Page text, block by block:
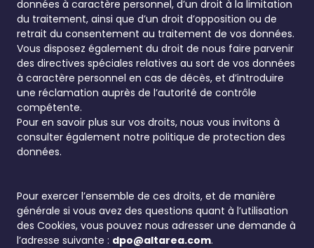
données à caractère personnel, d’un droit à la limitation
du traitement, ainsi que d’un droit d’opposition ou de
retrait du consentement au traitement de vos données.
Vous disposez également du droit de nous faire parvenir
des directives spéciales relatives au sort de vos données
à caractère personnel en cas de décès, et d’introduire
une réclamation auprès de l’autorité de contrôle
compétente.
Pour en savoir plus sur vos droits, nous vous invitons à
consulter également notre politique de protection des
données.
Pour exercer l’ensemble de ces droits, et de manière
générale si vous avez des questions quant à l’utilisation
des Cookies, vous pouvez nous adresser une demande à
l’adresse suivante : dpo@altarea.com.